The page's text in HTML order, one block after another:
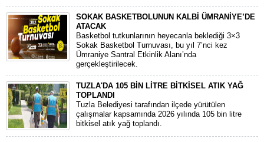
SOKAK BASKETBOLUNUN KALBİ ÜMRANİYE’DE
ATACAK
Basketbol tutkunlarının heyecanla beklediği 3×3
Sokak Basketbol Turnuvası, bu yıl 7’nci kez
Ümraniye Santral Etkinlik Alanı’nda
gerçekleştirilecek.
TUZLA'DA 105 BİN LİTRE BİTKİSEL ATIK YAĞ
TOPLANDI
Tuzla Belediyesi tarafından ilçede yürütülen
çalışmalar kapsamında 2026 yılında 105 bin litre
bitkisel atık yağ toplandı.